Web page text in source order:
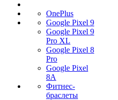
OnePlus
Google Pixel 9
Google Pixel 9
Pro XL
Google Pixel 8
Pro
Google Pixel
8A
Фитнес-
браслеты